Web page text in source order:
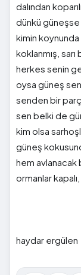
dalından
dünkü güneşse
kimin koynunda
koklanmış,
herkes senin
oysa güneş
senden bir
sen belki de
kim olsa
güneş
hem avlanacak
ormanlar
haydar ergülen